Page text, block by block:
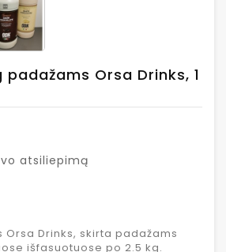
padažams Orsa Drinks, 1
atsiliepimą
Drinks, skirta padažams
išfasuotuose po 2.5 kg.